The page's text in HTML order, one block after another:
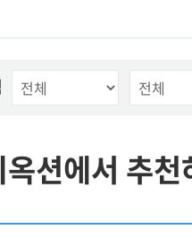
옥션에서 추